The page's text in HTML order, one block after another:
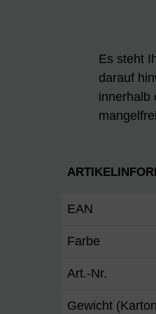
Es steht
darauf
innerhalb
EAN
Farbe
Art.-Nr.
Gewicht